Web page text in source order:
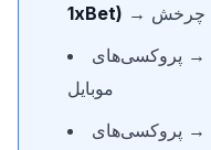
1xBet)
چرخش
→ پروکسی‌های
موبایل
→ پروکسی‌های